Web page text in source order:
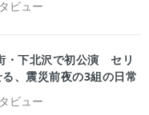
ビュー
ビュー
・下北沢で初公演 セリ
、震災前夜の3組の日常